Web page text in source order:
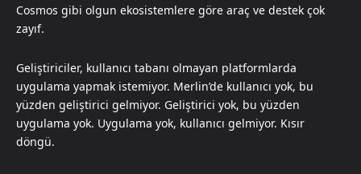
Cosmos gibi olgun ekosistemlere göre araç ve destek çok
zayıf.
Geliştiriciler, kullanıcı tabanı olmayan platformlarda
uygulama yapmak istemiyor. Merlin’de kullanıcı yok, bu
yüzden geliştirici gelmiyor. Geliştirici yok, bu yüzden
uygulama yok. Uygulama yok, kullanıcı gelmiyor. Kısır
döngü.